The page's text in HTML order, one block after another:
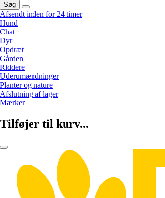
Søg
Afsendt inden for 24 timer
Hund
Chat
Dyr
Opdræt
Gården
Riddere
Uderumændninger
Planter og nature
Afslutning af lager
Mærker
Tilføjer til kurv...